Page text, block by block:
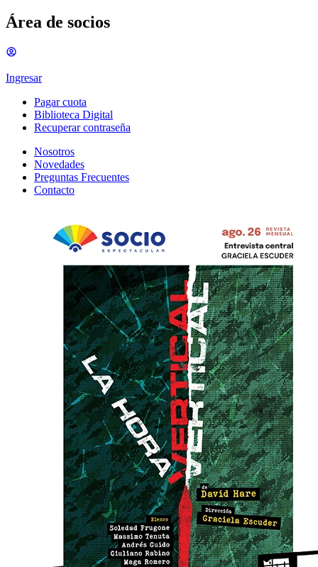
Área de socios
Ingresar
Pagar cuota
Biblioteca Digital
Recuperar contraseña
Nosotros
Novedades
Preguntas Frecuentes
Contacto